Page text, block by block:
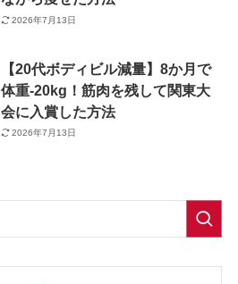
2026年7月13日
【20代ボディビル減量】8か月で
体重-20kg！筋肉を残して関東大
会に入賞した方法
2026年7月13日